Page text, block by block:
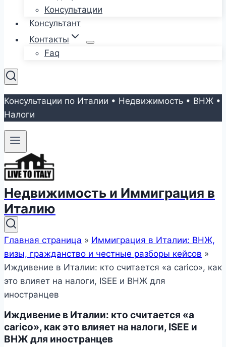
Консультации
Консультант
Контакты
Faq
Консультации по Италии • Недвижимость • ВНЖ •
Налоги
Недвижимость и Иммиграция в
Италию
Главная страница » Иммиграция в Италии: ВНЖ,
визы, гражданство и честные разборы кейсов »
Иждивение в Италии: кто считается «a carico», как
это влияет на налоги, ISEE и ВНЖ для
иностранцев
Иждивение в Италии: кто считается «a
carico», как это влияет на налоги, ISEE и
ВНЖ для иностранцев